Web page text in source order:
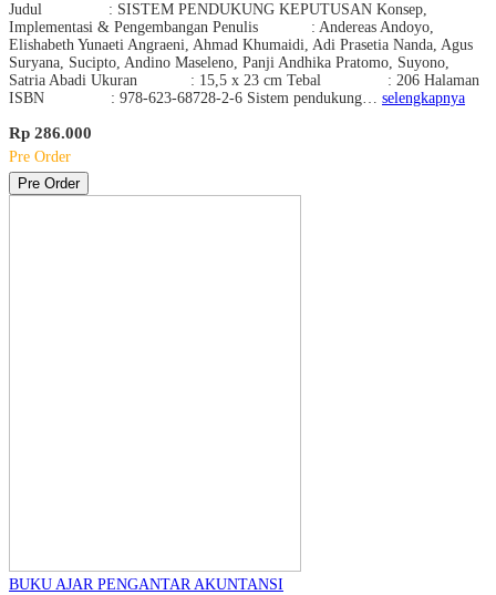
Judul : SISTEM PENDUKUNG KEPUTUSAN Konsep,
Implementasi & Pengembangan Penulis : Andereas Andoyo,
Elishabeth Yunaeti Angraeni, Ahmad Khumaidi, Adi Prasetia Nanda, Agus
Suryana, Sucipto, Andino Maseleno, Panji Andhika Pratomo, Suyono,
Satria Abadi Ukuran : 15,5 x 23 cm Tebal : 206 Halaman
ISBN : 978-623-68728-2-6 Sistem pendukung… selengkapnya
Rp 286.000
Pre Order
Pre Order
BUKU AJAR PENGANTAR AKUNTANSI